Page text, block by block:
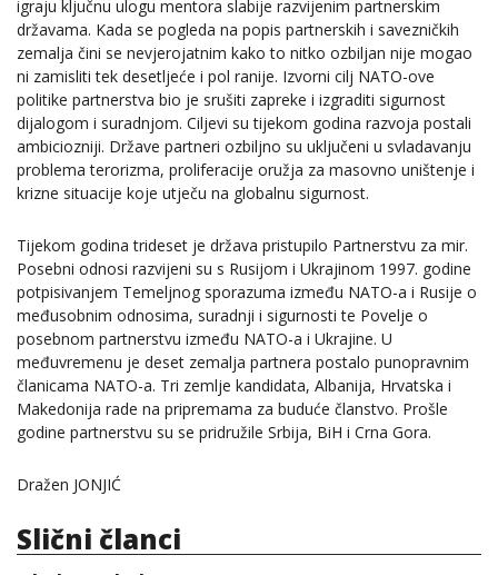
igraju ključnu ulogu mentora slabije razvijenim partnerskim
državama. Kada se pogleda na popis partnerskih i savezničkih
zemalja čini se nevjerojatnim kako to nitko ozbiljan nije mogao
ni zamisliti tek desetljeće i pol ranije. Izvorni cilj NATO-ove
politike partnerstva bio je srušiti zapreke i izgraditi sigurnost
dijalogom i suradnjom. Ciljevi su tijekom godina razvoja postali
ambiciozniji. Države partneri ozbiljno su uključeni u svladavanju
problema terorizma, proliferacije oružja za masovno uništenje i
krizne situacije koje utječu na globalnu sigurnost.
Tijekom godina trideset je država pristupilo Partnerstvu za mir.
Posebni odnosi razvijeni su s Rusijom i Ukrajinom 1997. godine
potpisivanjem Temeljnog sporazuma između NATO-a i Rusije o
međusobnim odnosima, suradnji i sigurnosti te Povelje o
posebnom partnerstvu između NATO-a i Ukrajine. U
međuvremenu je deset zemalja partnera postalo punopravnim
članicama NATO-a. Tri zemlje kandidata, Albanija, Hrvatska i
Makedonija rade na pripremama za buduće članstvo. Prošle
godine partnerstvu su se pridružile Srbija, BiH i Crna Gora.
Dražen JONJIĆ
Slični članci